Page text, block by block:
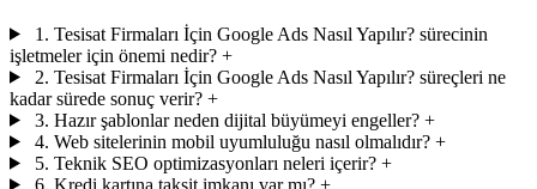
1. Tesisat Firmaları İçin Google Ads Nasıl Yapılır? sürecinin
işletmeler için önemi nedir? +
2. Tesisat Firmaları İçin Google Ads Nasıl Yapılır? süreçleri ne
kadar sürede sonuç verir? +
3. Hazır şablonlar neden dijital büyümeyi engeller? +
4. Web sitelerinin mobil uyumluluğu nasıl olmalıdır? +
5. Teknik SEO optimizasyonları neleri içerir? +
6. Kredi kartına taksit imkanı var mı? +